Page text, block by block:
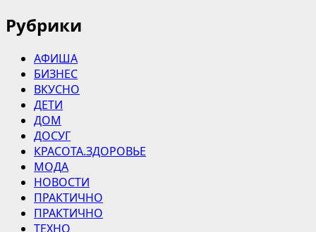
Рубрики
АФИША
БИЗНЕС
ВКУСНО
ДЕТИ
ДОМ
ДОСУГ
КРАСОТА.ЗДОРОВЬЕ
МОДА
НОВОСТИ
ПРАКТИЧНО
ПРАКТИЧНО
ТЕХНО